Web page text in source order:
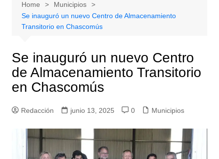
Home
Municipios
Se inauguró un nuevo Centro de Almacenamiento
Transitorio en Chascomús
Se inauguró un nuevo Centro
de Almacenamiento Transitorio
en Chascomús
Redacción junio 13, 2025 0 Municipios